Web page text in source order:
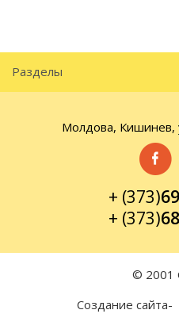
Разделы
Молдова, Кишинев,
+ (373)
+ (373)
© 2001
Создание сайта-